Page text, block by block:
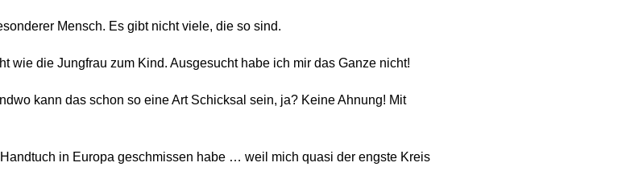
Mensch. Es gibt nicht viele, die so sind.
wie die Jungfrau zum Kind. Ausgesucht habe ich mir das Ganze nicht!
kann das schon so eine Art Schicksal sein, ja? Keine Ahnung! Mit
in Europa geschmissen habe … weil mich quasi der engste Kreis